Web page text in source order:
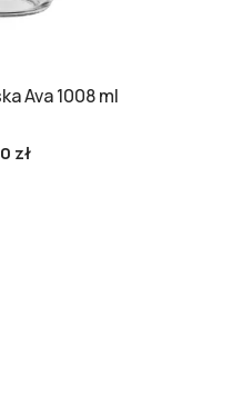
Ava 1008 ml
zł